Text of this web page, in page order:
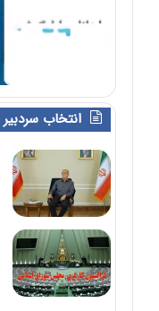
انتخاب سردبیر